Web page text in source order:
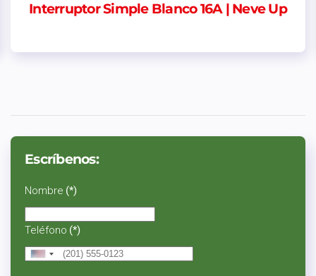
Up
Centro de Carga Sobrepuesto Riel
Escríbenos:
Nombre (*)
Teléfono (*)
United